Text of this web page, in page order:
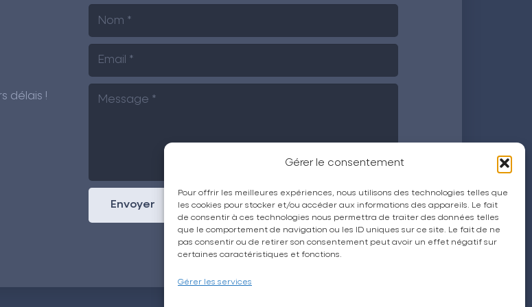
Gérer le consentement
Pour offrir les meilleures expériences, nous utilisons des technologies telles que
les cookies pour stocker et/ou accéder aux informations des appareils. Le fait
de consentir à ces technologies nous permettra de traiter des données telles
que le comportement de navigation ou les ID uniques sur ce site. Le fait de ne
pas consentir ou de retirer son consentement peut avoir un effet négatif sur
certaines caractéristiques et fonctions.
Gérer les services
délais !
Envoyer